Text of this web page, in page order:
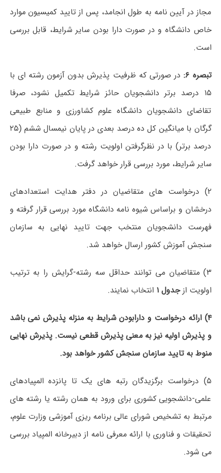
مجاز در آیین نامه به طول انجامد، پس از تایید کمیسیون موارد
خاص دانشگاه و در صورت دارا بودن سایر شرایط، قابل بررسی
است.
تبصره ۶:
در صورتی که ظرفیت پذیرش بدون آزمون رشته ای با
۱۵ درصد برتر دانشجویان حائز شرایط تکمیل نشود، صرفا
تقاضای دانشجویان دانشگاه علوم کشاورزی و منابع طبیعی
گرگان با میانگین کل ده درصد بعدی در پایان نیمسال ششم (۲۵
درصد برتر) با در نظرگرفتن اولویت رشته و در صورت دارا بودن
سایر شرایط، مورد بررسی قرار خواهد گرفت.
۲) درخواست های متقاضیان در دفتر هدایت استعدادهای
درخشان و براساس شیوه نامه دانشگاه مورد بررسی قرار گرفته و
فهرست دانشجویان منتخب جهت تایید نهایی به سازمان
سنجش آموزش کشور ارسال خواهد شد.
۳) متقاضیان می توانند حداقل سه رشته-گرایش را به ترتیب
اولویت ازجدول ۱ انتخاب نمایند.
۴) ارائه درخواست و دارابودنشرایط به منزله پذیرش نمی باشد
و پذیرش اولیه نیز به معنی پذیرش قطعی نیست. پذیرش نهایی
منوط به تایید سازمان سنجش کشور خواهد بود.
۵) درخواست برگزیدگان رتبه های یک تا پانزده المپیادهای
علمی-دانشجویی کشوری برای ورود به همان رشته یا رشته های
مرتبط به تشخیص شورای عالی برنامه ریزی آموزشی وزارت علوم،
تحقیقات و فناوری با ارائه معرفی نامه از دبیرخانه المپیاد بررسی
می شود.